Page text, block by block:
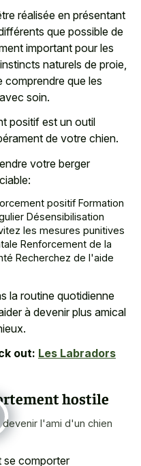
réalisée en présentant
que possible de
important pour les
naturels de proie,
comprendre que les
soin.
positif est un outil
de votre chien.
votre berger
positif Formation
Désensibilisation
les mesures punitives
Renforcement de la
Recherchez de l'aide
la routine quotidienne
à devenir plus amical
out: Les Labradors
hostile
l'ami d'un chien
se comporter